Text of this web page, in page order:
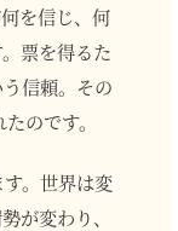
を信じ、何
票を得るた
信頼。その
のです。
。世界は変
が変わり、